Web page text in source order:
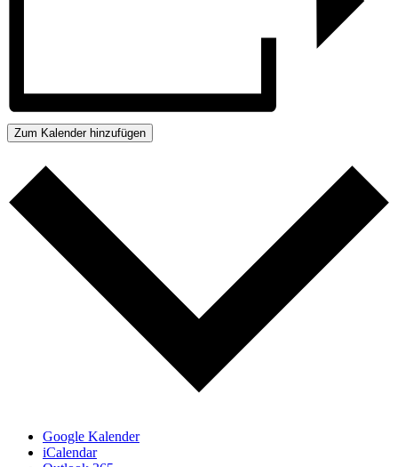
Zum Kalender hinzufügen
Google Kalender
iCalendar